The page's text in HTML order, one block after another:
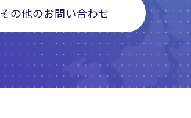
その他のお問い合わせ